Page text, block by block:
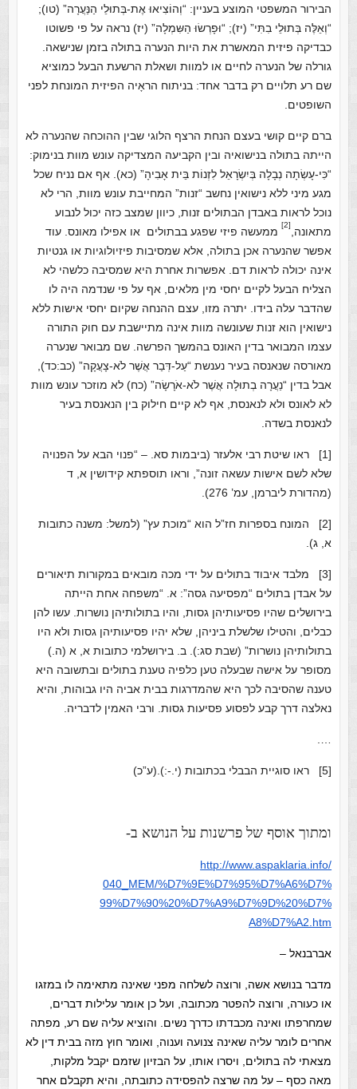
הבירור המשפטי המוצע בעניין: “וְהוֹצִיאוּ אֶת-בְּתוּלֵי הַנַּעֲרָה” (טו);
“וְאֵלֶּה בְּתוּלֵי בִתִּי” (יז); “וּפָרְשׂוּ הַשִּמְלָה” (יז) נראה על פי פשוטו
כבדיקה פיזית המאשרת את היות הנערה בתולה בזמן שנישאה.
גורלה של הנערה לחיים או למוות ושאלת הרשעת הבעל כמוציא
שם רע תלויים רק בדבר אחד: בניתוח הראָיה הפיזית המונחת לפני
השופטים.
ברם קיים קושי בעצם הנחת הרצף הלוגי שבין ההוכחה שהנערה לא
הייתה בתולה בנישואיה ובין הקביעה המצדיקה עונש מוות בנימוק:
“כִּי-עָשְׂתָה נְבָלָה בְּיִשְׂרָאֵל לִזְנוֹת בֵּית אָבִיהָ” (כא). אף אם נניח שכל
מגע מיני ללא נישואין נחשב “זנות” המחייבת עונש מוות, הרי לא
נוכל לראות באבדן הבתולים זנות, כיוון שמצב כזה יכול לנבוע
מתאונה
[2]
ממעשה פיזי שפגע בבתולים או אפילו מאונס. עוד
אפשר שהנערה אכן בתולה, אלא שמסיבות פיזיולוגיות או גנטיות
אינה יכולה לראות דם. אפשרות אחרת היא שמסיבה כלשהי לא
הצליח הבעל לקיים יחסי מין מלאים, אף על פי שנדמה היה לו
שהדבר עלה בידו. יתרה מזו, עצם ההנחה שקיום יחסי אישות ללא
נישואין הוא זנות שעונשה מוות אינה מתיישבת עם חוק התורה
עצמו המבואר בדין האונס בהמשך הפרשה. שם מבואר שנערה
מאורסה שנאנסה בעיר נענשת “עַל-דְּבַר אֲשֶׁר לֹא-צָעֲקָה” (כב:כד),
אבל בדין “נַעֲרָה בְתוּלָה אֲשֶׁר לֹא-אֹרָשָׂה” (כח) לא מוזכר עונש מוות
לא לאונס ולא לנאנסת, אף לא קיים חילוק בין הנאנסת בעיר
לנאנסת בשדה.
[1]
ראו שיטת רבי אלעזר (ביבמות סא. – “פנוי הבא על הפנויה
שלא לשם אישות עשאה זונה”, וראו תוספתא קידושין א, ד
(מהדורת ליברמן, עמ’ 276).
[2] המונח בספרות חז”ל הוא “מוכת עץ” (למשל: משנה כתובות
א, ג).
[3] מלבד איבוד בתולים על ידי מכה מובאים במקורות תיאורים
על אבדן בתולים “מפסיעה גסה”: א. “משפחה אחת הייתה
בירושלים שהיו פסיעותיהן גסות, והיו בתולותיהן נושרות. עשו להן
כבלים, והטילו שלשלת ביניהן, שלא יהיו פסיעותיהן גסות ולא היו
בתולותיהן נושרות” (שבת סג:). ב. בירושלמי כתובות א, א (ה.)
מסופר על אישה שבעלה טען כלפיה טענת בתולים ובתשובה היא
טענה שהסיבה לכך היא שהמדרגות בבית אביה היו גבוהות, והיא
נאלצה דרך קבע לפסוע פסיעות גסות. ורבי האמין לדבריה.
[5] ראו סוגיית הבבלי בכתובות (י.-:).(ע”כ)
ומתוך אוסף של פרשנות על הנושא ב-
http://www.aspaklaria.info/
040_MEM/%D7%9E%D7%95%D7%A6%D7%
99%D7%90%20%D7%A9%D7%9D%20%D7%
A8%D7%A2.htm
אברבנאל –
מדבר בנושא אשה, ורוצה לשלחה מפני שאינה מתאימה לו במזגו
או כעורה, ורוצה להפטר מכתובה, ועל כן אומר עלילות דברים,
שמחרפתו ואינה מכבדתו כדרך נשים. והוציא עליה שם רע, מפתה
אחרים לומר עליה שאינה צנועה וענוה, ואומר חוץ מזה בבית דין לא
מצאתי לה בתולים, ויסרו אותו, על הבזיון שזמם יקבל מלקות,
מאה כסף – על מה שרצה להפסידה כתובתה, והיא תקבלם אחר